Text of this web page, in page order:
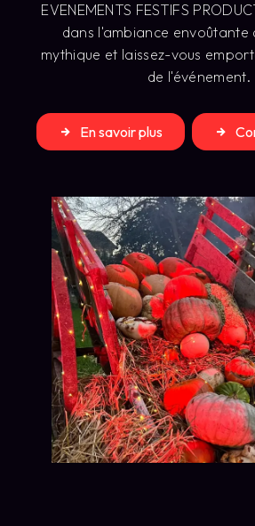
EVENEMENTS FESTIFS
dans l'ambiance envoûtante
mythique et laissez-vous
de l'événement.
En savoir plus